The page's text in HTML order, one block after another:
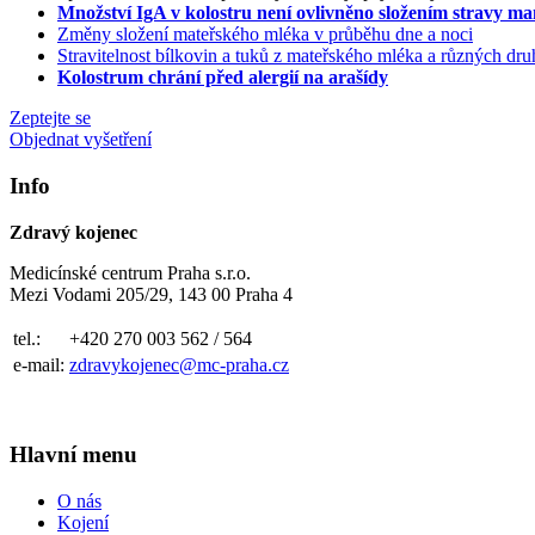
Množství IgA v kolostru není ovlivněno složením stravy
Změny složení mateřského mléka v průběhu dne a noci
Stravitelnost bílkovin a tuků z mateřského mléka a různých
Kolostrum chrání před alergií na arašídy
Zeptejte se
Objednat vyšetření
Info
Zdravý kojenec
Medicínské centrum Praha s.r.o.
Mezi Vodami 205/29, 143 00 Praha 4
tel.:
+420 270 003 562 / 564
e-mail: zdravykojenec@mc-praha.cz
Hlavní menu
O nás
Kojení